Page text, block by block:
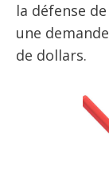
la défense
une
de dollars.